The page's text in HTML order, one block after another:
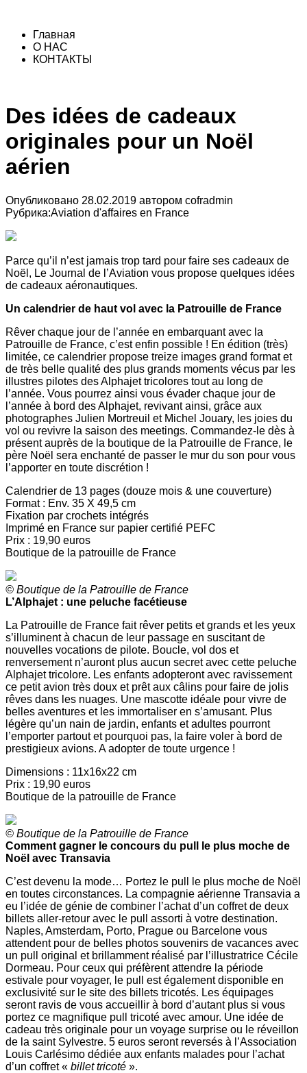
Главная
О НАС
КОНТАКТЫ
Des idées de cadeaux
originales pour un Noël
aérien
Опубликовано 28.02.2019 автором cofradmin
Рубрика:Aviation d'affaires en France
Parce qu’il n’est jamais trop tard pour faire ses cadeaux de
Noël, Le Journal de l’Aviation vous propose quelques idées
de cadeaux aéronautiques.
Un calendrier de haut vol avec la Patrouille de France
Rêver chaque jour de l’année en embarquant avec la
Patrouille de France, c’est enfin possible ! En édition (très)
limitée, ce calendrier propose treize images grand format et
de très belle qualité des plus grands moments vécus par les
illustres pilotes des Alphajet tricolores tout au long de
l’année. Vous pourrez ainsi vous évader chaque jour de
l’année à bord des Alphajet, revivant ainsi, grâce aux
photographes Julien Mortreuil et Michel Jouary, les joies du
vol ou revivre la saison des meetings. Commandez-le dès à
présent auprès de la boutique de la Patrouille de France, le
père Noël sera enchanté de passer le mur du son pour vous
l’apporter en toute discrétion !
Calendrier de 13 pages (douze mois & une couverture)
Format : Env. 35 X 49,5 cm
Fixation par crochets intégrés
Imprimé en France sur papier certifié PEFC
Prix : 19,90 euros
Boutique de la patrouille de France
© Boutique de la Patrouille de France
L’Alphajet : une peluche facétieuse
La Patrouille de France fait rêver petits et grands et les yeux
s’illuminent à chacun de leur passage en suscitant de
nouvelles vocations de pilote. Boucle, vol dos et
renversement n’auront plus aucun secret avec cette peluche
Alphajet tricolore. Les enfants adopteront avec ravissement
ce petit avion très doux et prêt aux câlins pour faire de jolis
rêves dans les nuages. Une mascotte idéale pour vivre de
belles aventures et les immortaliser en s’amusant. Plus
légère qu’un nain de jardin, enfants et adultes pourront
l’emporter partout et pourquoi pas, la faire voler à bord de
prestigieux avions. A adopter de toute urgence !
Dimensions : 11x16x22 cm
Prix : 19,90 euros
Boutique de la patrouille de France
© Boutique de la Patrouille de France
Comment gagner le concours du pull le plus moche de
Noël avec Transavia
C’est devenu la mode… Portez le pull le plus moche de Noël
en toutes circonstances. La compagnie aérienne Transavia a
eu l’idée de génie de combiner l’achat d’un coffret de deux
billets aller-retour avec le pull assorti à votre destination.
Naples, Amsterdam, Porto, Prague ou Barcelone vous
attendent pour de belles photos souvenirs de vacances avec
un pull original et brillamment réalisé par l’illustratrice Cécile
Dormeau. Pour ceux qui préfèrent attendre la période
estivale pour voyager, le pull est également disponible en
exclusivité sur le site des billets tricotés. Les équipages
seront ravis de vous accueillir à bord d’autant plus si vous
portez ce magnifique pull tricoté avec amour. Une idée de
cadeau très originale pour un voyage surprise ou le réveillon
de la saint Sylvestre. 5 euros seront reversés à l’Association
Louis Carlésimo dédiée aux enfants malades pour l’achat
d’un coffret « billet tricoté ».